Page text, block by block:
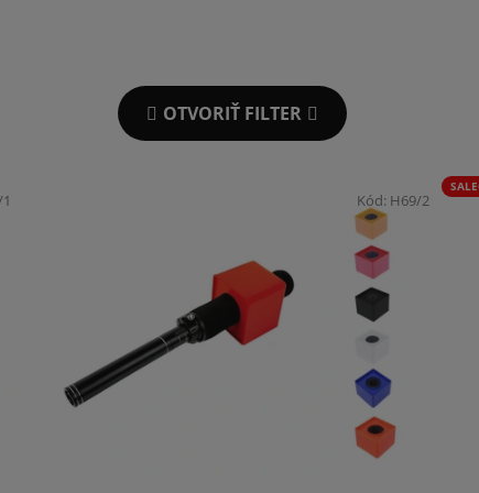
OTVORIŤ FILTER
Kód: H69/2